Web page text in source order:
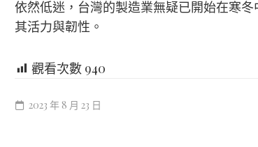
依然低迷，台灣的製造業無疑已開始在寒
其活力與韌性。
觀看次數 940
2023 年 8 月 23 日